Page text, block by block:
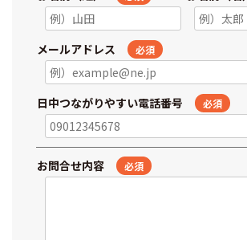
メールアドレス 必須
日中つながりやすい電話番号 必須
お問合せ内容 必須